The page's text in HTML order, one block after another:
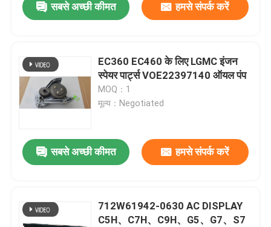
सबसे अच्छी कीमत हमसे संपर्क करें
EC360 EC460 के लिए LGMC इंजन
स्पेयर पार्ट्स VOE22397140 ऑयल पंप
MOQ：1
मूल्य：Negotiated
सबसे अच्छी कीमत हमसे संपर्क करें
712W61942-0630 AC DISPLAY
C5H、C7H、C9H、G5、G7、S7